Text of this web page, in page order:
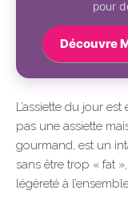
pour
Découvre
L’assiette du jour
pas une assiette
gourmand, est un
sans être trop « fat
légèreté à